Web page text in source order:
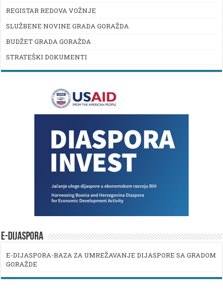
REGISTAR REDOVA VOŽNJE
SLUŽBENE NOVINE GRADA GORAŽDA
BUDŽET GRADA GORAŽDA
STRATEŠKI DOKUMENTI
E-DIJASPORA
E-DIJASPORA-BAZA ZA UMREŽAVANJE DIJASPORE SA GRADOM
GORAŽDE